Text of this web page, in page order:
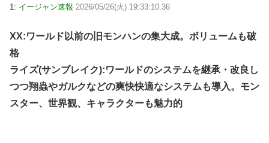
1: イージャン速報 2026/05/26(火) 19:33:10.36
XX:ワールド以前の旧モンハンの集大成。ボリュームも破
格
ライズ(サンブレイク):ワールドのシステムを継承・改良し
つつ翔蟲やガルクなどの爽快快適なシステムも導入。モン
スター、世界観、キャラクターも魅力的